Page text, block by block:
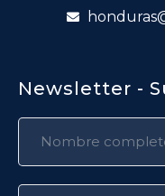
Newsletter -